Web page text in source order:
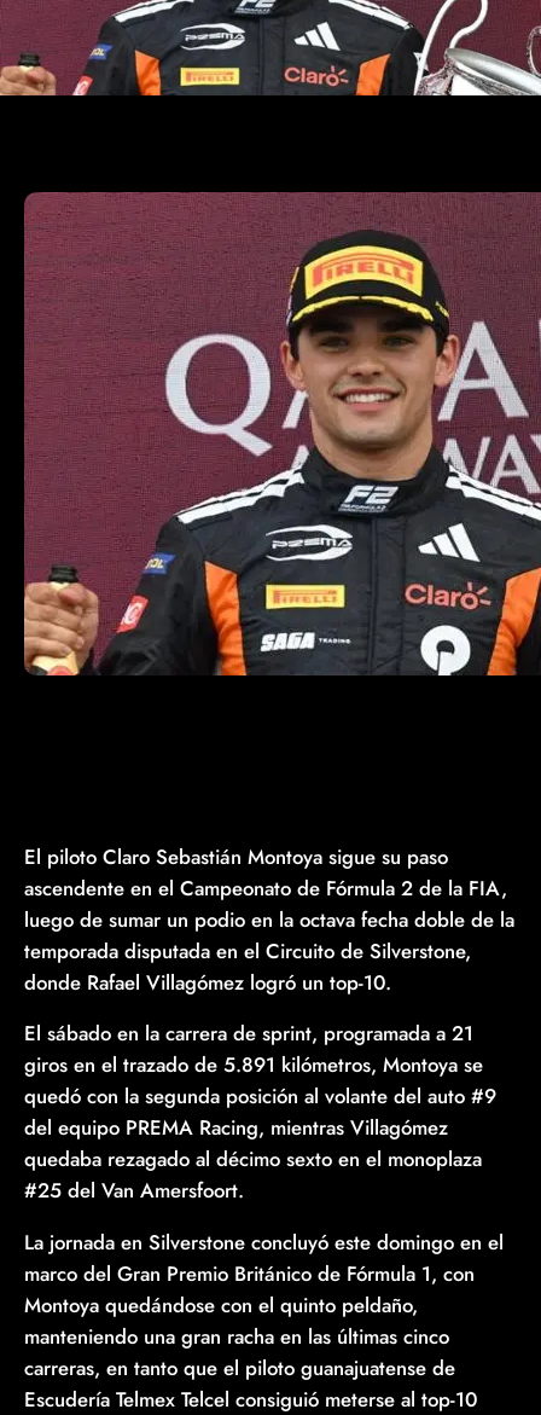
El piloto Claro Sebastián Montoya sigue su paso
ascendente en el Campeonato de Fórmula 2 de la FIA,
luego de sumar un podio en la octava fecha doble de la
temporada disputada en el Circuito de Silverstone,
donde Rafael Villagómez logró un top-10.
El sábado en la carrera de sprint, programada a 21
giros en el trazado de 5.891 kilómetros, Montoya se
quedó con la segunda posición al volante del auto #9
del equipo PREMA Racing, mientras Villagómez
quedaba rezagado al décimo sexto en el monoplaza
#25 del Van Amersfoort.
La jornada en Silverstone concluyó este domingo en el
marco del Gran Premio Británico de Fórmula 1, con
Montoya quedándose con el quinto peldaño,
manteniendo una gran racha en las últimas cinco
carreras, en tanto que el piloto guanajuatense de
Escudería Telmex Telcel consiguió meterse al top-10